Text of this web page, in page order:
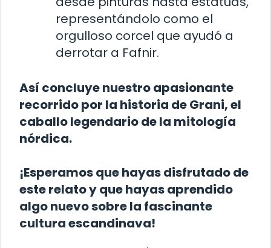
representándolo como el
orgulloso corcel que ayudó a
derrotar a Fafnir.
Así concluye nuestro apasionante
recorrido por la historia de Grani, el
caballo legendario de la mitología
nórdica.
¡Esperamos que hayas disfrutado de
este relato y que hayas aprendido
algo nuevo sobre la fascinante
cultura escandinava!